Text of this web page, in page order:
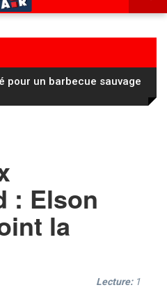
pour un barbecue sauvage
: Elson
la
Lecture: 1